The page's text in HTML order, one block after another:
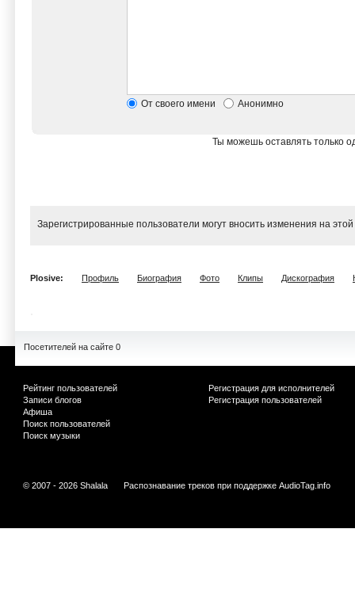
От своего имени Анонимно
Ты можешь оставлять только
Зарегистрированные пользователи могут вносить изменения на
Plosive: Профиль Биография Фото Клипы Дискография
Посетителей на сайте 0
Рейтинг пользователей
Записи блогов
Афиша
Поиск пользователей
Поиск музыки
Регистрация для исполнителей
Регистрация пользователей
© 2007 - 2026 Shalala Распознавание треков при поддержке AudioTag.info